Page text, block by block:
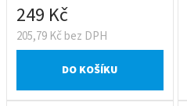
205,79 Kč bez DPH
249 Kč
DO KOŠÍKU